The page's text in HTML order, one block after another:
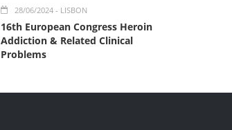
28/06/2024- LISBON
16th European Congress Heroin
Addiction & Related Clinical
Problems